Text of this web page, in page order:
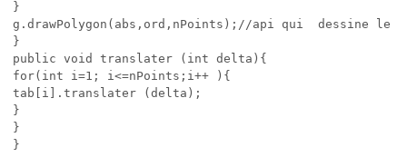
}
g.drawPolygon(abs,ord,nPoints);//api qui  dessine le
}
public void translater (int delta){
for(int i=1; i<=nPoints;i++ ){
tab[i].translater (delta);
}
}